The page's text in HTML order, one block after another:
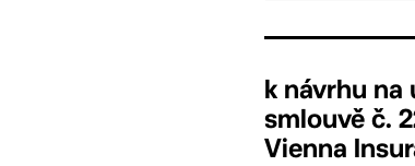
k návrhu na
smlouvě č.
Vienna